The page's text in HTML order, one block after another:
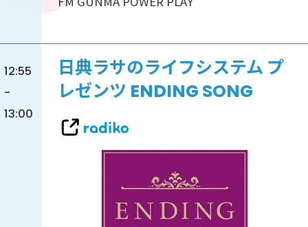
12:55
-
13:00
日典ラサのライフシステム プ
レゼンツ ENDING SONG